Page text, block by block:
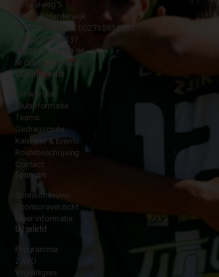
Strokelweg 5
3847 LR Harderwijk
BTW Nummer NL 002715910B01
KvK Nr 40094437
☎︎ 0341 - 41 28 96
✉︎ Contactformulier
Clubinformatie
Lid worden
Clubinformatie
Teams
Gedragscode
Kalender & Events
Routebeschrijving
Contact
Sponsors
Sponsornieuws
Sponsoroverzicht
Meer informatie
Uitgelicht
Programma
ZAVO
Vrijwilligers